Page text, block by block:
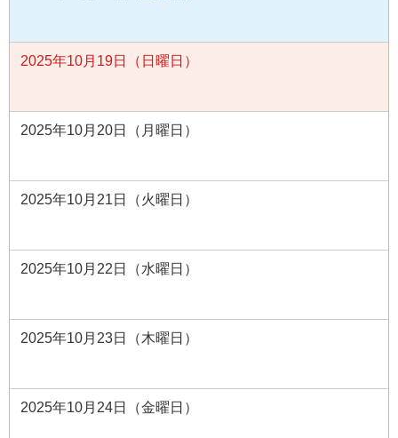
2025年10月19日（日曜日）
2025年10月20日（月曜日）
2025年10月21日（火曜日）
2025年10月22日（水曜日）
2025年10月23日（木曜日）
2025年10月24日（金曜日）